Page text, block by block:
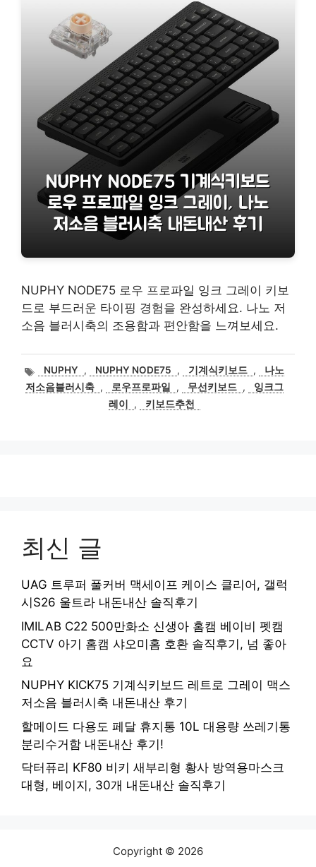
NUPHY NODE75 로우 프로파일 잉크 그레이 키보
드로 부드러운 타이핑 경험을 완성하세요. 나노 저
소음 블러시축의 조용함과 편안함을 느껴보세요.
태
그
NUPHY , NUPHY NODE75 , 기계식키보드 ,
나노
저소음블러시축 , 로우프로파일 , 무선키보드 ,
잉크그
레이
, 키보드추천
최신 글
UAG 트루퍼 풀커버 맥세이프 케이스 클리어, 갤럭
시S26 울트라 내돈내산 솔직후기
IMILAB C22 500만화소 신생아 홈캠 베이비 펫캠
CCTV 아기 홈캠 샤오미홈 호환 솔직후기, 넘 좋아
요
NUPHY KICK75 기계식키보드 레트로 그레이 맥스
저소음 블러시축 내돈내산 후기
할메이드 다용도 페달 휴지통 10L 대용량 쓰레기통
분리수거함 내돈내산 후기!
닥터퓨리 KF80 비키 새부리형 황사 방역용마스크
대형, 베이지, 30개 내돈내산 솔직후기
Copyright © 2026